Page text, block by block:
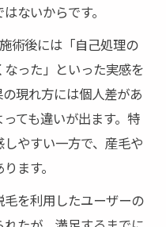
ないからです。
術後には「自己処理の
った」といった実感を
現れ方には個人差があ
ても違いが出ます。特
やすい一方で、産毛や
ます。
を利用したユーザーの